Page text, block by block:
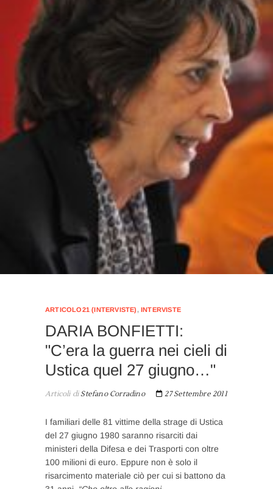
ARTICOLO21 (INTERVISTE) ,INTERVISTE
DARIA BONFIETTI:
"C’era la guerra nei cieli di
Ustica quel 27 giugno…"
Articoli diStefano Corradino 27 Settembre 2011
I familiari delle 81 vittime della strage di Ustica
del 27 giugno 1980 saranno risarciti dai
ministeri della Difesa e dei Trasporti con oltre
100 milioni di euro. Eppure non è solo il
risarcimento materiale ciò per cui si battono da